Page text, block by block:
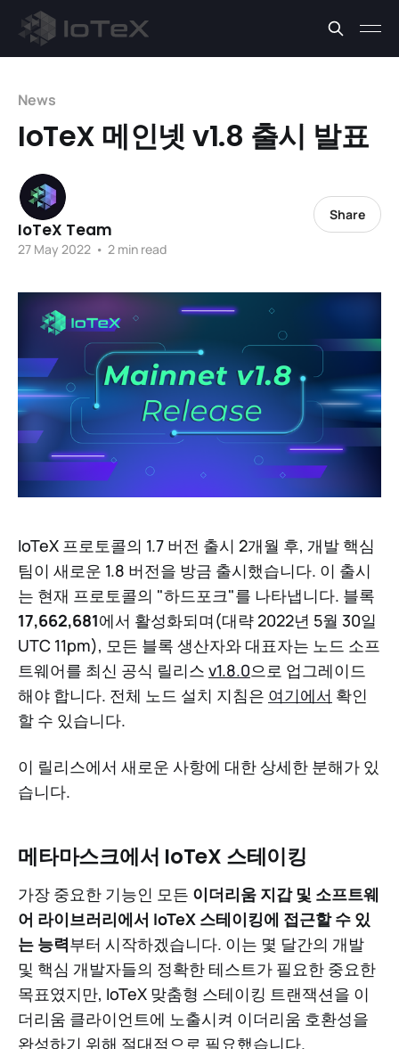
News
IoTeX 메인넷 v1.8 출시 발표
IoTeX Team
27 May 2022 • 2 min read
Share
IoTeX 프로토콜의 1.7 버전 출시 2개월 후, 개발 핵심
팀이 새로운 1.8 버전을 방금 출시했습니다. 이 출시
는 현재 프로토콜의 "하드포크"를 나타냅니다. 블록
17,662,681에서 활성화되며(대략 2022년 5월 30일
UTC 11pm), 모든 블록 생산자와 대표자는 노드 소프
트웨어를 최신 공식 릴리스 v1.8.0으로 업그레이드
해야 합니다. 전체 노드 설치 지침은 여기에서 확인
할 수 있습니다.
이 릴리스에서 새로운 사항에 대한 상세한 분해가 있
습니다.
메타마스크에서 IoTeX 스테이킹
가장 중요한 기능인 모든 이더리움 지갑 및 소프트웨
어 라이브러리에서 IoTeX 스테이킹에 접근할 수 있
는 능력부터 시작하겠습니다. 이는 몇 달간의 개발
및 핵심 개발자들의 정확한 테스트가 필요한 중요한
목표였지만, IoTeX 맞춤형 스테이킹 트랜잭션을 이
더리움 클라이언트에 노출시켜 이더리움 호환성을
완성하기 위해 절대적으로 필요했습니다.